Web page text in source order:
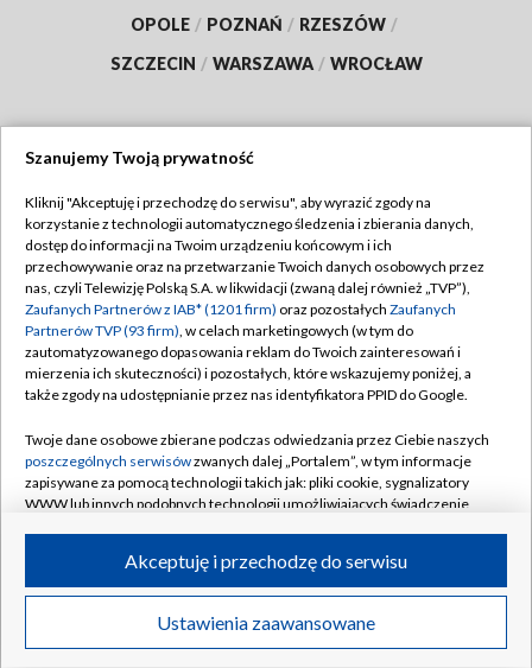
OPOLE / POZNAŃ / RZESZÓW /
SZCZECIN / WARSZAWA / WROCŁAW
TVP
Abonament TVP
Emisja w TVP
Centrum informacji TVP
Naziemna Telewizja Cyfrowa
Rada Programowa
System NOS
Informacje o nadawcy
Program dla prasy
Ogłoszenie przetargowe
Regulamin TVP
Polityka prywatności
Moje zgody
Pomoc
Kontakt
Kanały
©2026 Telewizja Polska S.A. w likwidacji
Szanujemy Twoją prywatność
Kliknij "Akceptuję i przechodzę do serwisu", aby wyrazić zgody na
korzystanie z technologii automatycznego śledzenia i zbierania danych,
dostęp do informacji na Twoim urządzeniu końcowym i ich
przechowywanie oraz na przetwarzanie Twoich danych osobowych przez
nas, czyli Telewizję Polską S.A. w likwidacji (zwaną dalej również „TVP”),
Zaufanych Partnerów z IAB* (1201 firm) oraz pozostałych Zaufanych
Partnerów TVP (93 firm), w celach marketingowych (w tym do
zautomatyzowanego dopasowania reklam do Twoich zainteresowań i
mierzenia ich skuteczności) i pozostałych, które wskazujemy poniżej, a
także zgody na udostępnianie przez nas identyfikatora PPID do Google.
Twoje dane osobowe zbierane podczas odwiedzania przez Ciebie naszych
poszczególnych serwisówzwanych dalej „Portalem”, w tym informacje
zapisywane za pomocą technologii takich jak: pliki cookie, sygnalizatory
WWW lub innych podobnych technologii umożliwiających świadczenie
ruchu w Internecie.
Twoje dane osobowe zbierane podczas odwiedzania przez Ciebie
poszczególnych serwisówna Portalu, takie jak adresy IP, identyfikatory
Ustawienia zaawansowane
Akceptuję i przechodzę do serwisu